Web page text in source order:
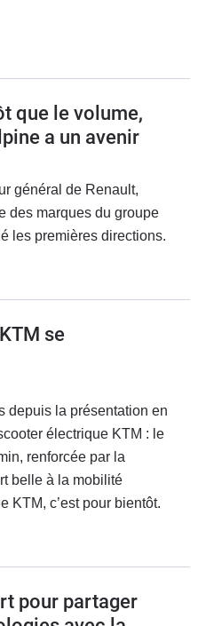
que le volume,
a un avenir
général de Renault,
des marques du groupe
les premières directions.
se
depuis la présentation en
électrique KTM : le
renforcée par la
belle à la mobilité
KTM, c’est pour bientôt.
pour partager